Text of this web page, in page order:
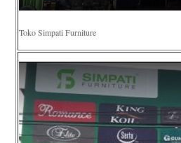
Toko Simpati Furniture